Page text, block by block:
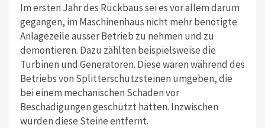
Im ersten Jahr des Rückbaus sei es vor allem darum
gegangen, im Maschinenhaus nicht mehr benötigte
Anlagezeile ausser Betrieb zu nehmen und zu
demontieren. Dazu zählten beispielsweise die
Turbinen und Generatoren. Diese waren während des
Betriebs von Splitterschutzsteinen umgeben, die
bei einem mechanischen Schaden vor
Beschädigungen geschützt hätten. Inzwischen
wurden diese Steine entfernt.